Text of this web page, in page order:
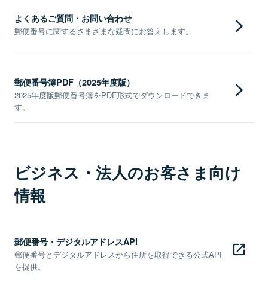
よくあるご質問・お問い合わせ
郵便番号に関するさまざまな疑問にお答えします。
郵便番号簿PDF（2025年度版）
2025年度版郵便番号簿をPDF形式でダウンロードできま
す。
ビジネス・法人のお客さま向け
情報
郵便番号・デジタルアドレスAPI
郵便番号とデジタルアドレスから住所を取得できる公式API
を提供。